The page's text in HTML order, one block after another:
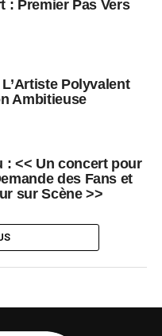
: Premier Pas Vers
Polyvalent
Ambitieuse
: << Un concert pour
des Fans et
sur Scène >>